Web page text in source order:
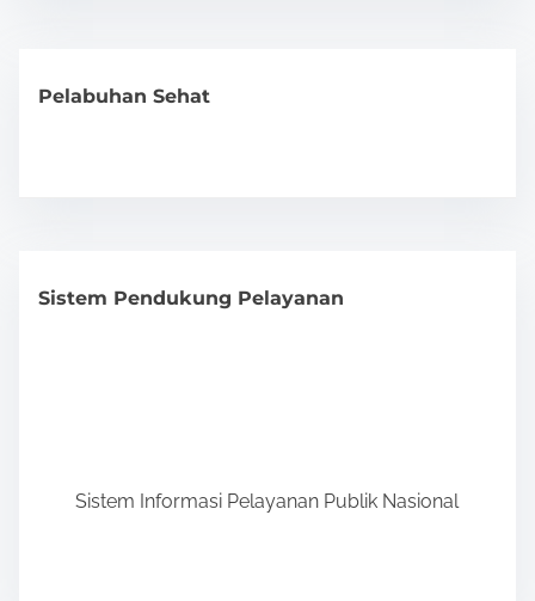
Pelabuhan Sehat
Sistem Pendukung Pelayanan
Sistem Informasi Pelayanan Publik Nasional